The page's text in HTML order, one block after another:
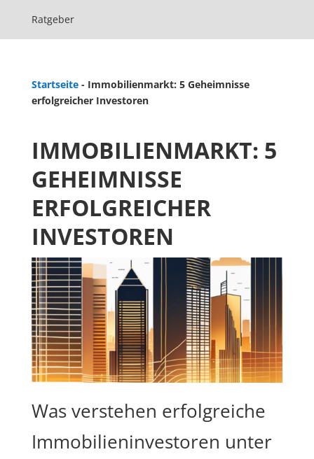
Ratgeber
Startseite- Immobilienmarkt: 5 Geheimnisse
erfolgreicher Investoren
IMMOBILIENMARKT: 5
GEHEIMNISSE
ERFOLGREICHER
INVESTOREN
Was verstehen erfolgreiche
Immobilieninvestoren unter